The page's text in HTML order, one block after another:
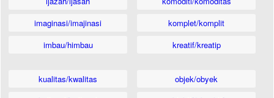
imaginasi/imajinasi
imbau/himbau
komplet/komplit
kreatif/kreatip
kualitas/kwalitas
objek/obyek